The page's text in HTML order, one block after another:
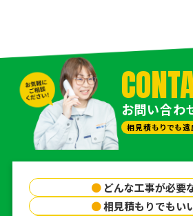
お問い合わ
相見積もりでも遠
● どんな工事が必要
●相見積もりでもい